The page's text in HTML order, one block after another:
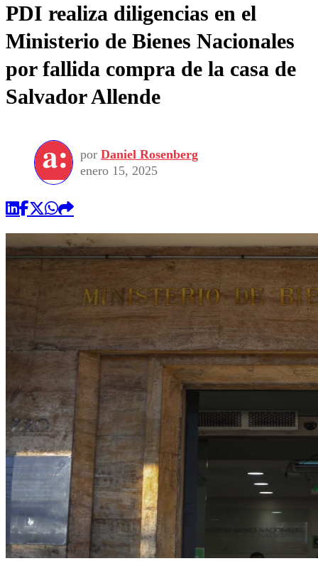
PDI realiza diligencias en el
Ministerio de Bienes Nacionales
por fallida compra de la casa de
Salvador Allende
por Daniel Rosenberg
enero 15, 2025